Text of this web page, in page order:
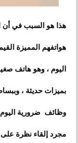
هذا هو السبب في أن
اليوم ، وهو هاتف
بميزات حديثة ،
وظائف ضرورية